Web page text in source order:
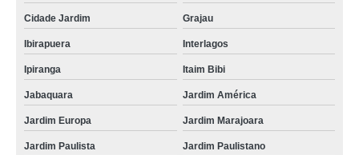
Cidade Jardim Grajau
Ibirapuera Interlagos
Ipiranga Itaim Bibi
Jabaquara Jardim América
Jardim Europa Jardim Marajoara
Jardim Paulista Jardim Paulistano